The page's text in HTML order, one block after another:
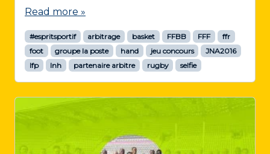
Read more »
#espritsportif arbitrage basket FFBB FFF
ffr
foot
groupe la poste hand jeu concours
JNA2016
lfp
lnh partenaire arbitre rugby selfie